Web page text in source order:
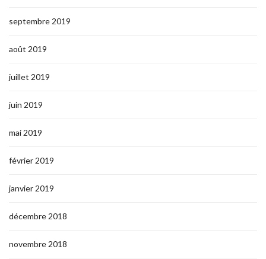
septembre 2019
août 2019
juillet 2019
juin 2019
mai 2019
février 2019
janvier 2019
décembre 2018
novembre 2018